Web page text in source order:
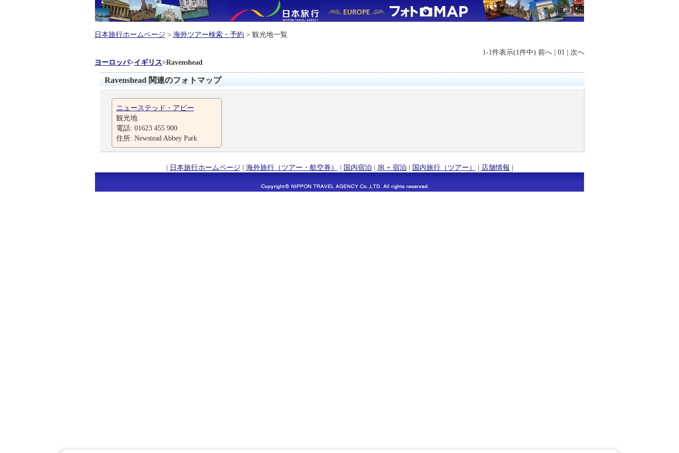
日本旅行ホームページ > 海外ツアー検索・予約 > 観光地一覧
1-1件表示(1件中) 前へ | 01 | 次へ
ヨーロッパ>イギリス>Ravenshead
Ravenshead 関連のフォトマップ
ニューステッド・アビー
観光地
電話: 01623 455 900
住所: Newstead Abbey Park
| 日本旅行ホームページ | 海外旅行（ツアー・航空券） | 国内宿泊 | JR + 宿泊 | 国内旅行（ツアー） | 店舗情報 |